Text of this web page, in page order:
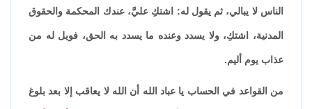
الناس لا يبالي، ثم يقول له: اشتكِ عليَّ، عندك المحكمة والحقوق
المدنية، اشتكِ، ولا يسدد وعنده ما يسدد به الحق، فويل له من
عذاب يوم أليم.
من القواعد في الحساب يا عباد الله أن الله لا يعاقب إلا بعد بلوغ